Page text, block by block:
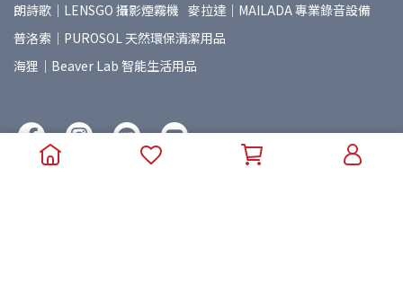
朗詩歌｜LENSGO 攝影煙霧機 麥拉達｜MAILADA 專業錄音設備
普洛索｜PUROSOL 天然環保清潔用品
海狸｜Beaver Lab 智能生活用品